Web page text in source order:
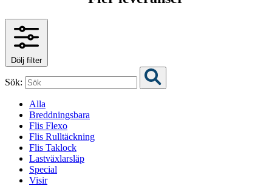
Dölj filter
Sök:
Alla
Breddningsbara
Flis Flexo
Flis Rulltäckning
Flis Taklock
Lastväxlarsläp
Special
Visir